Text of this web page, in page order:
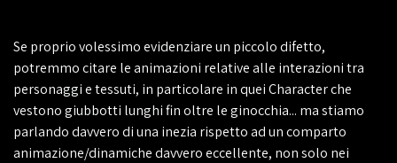
Se proprio volessimo evidenziare un piccolo difetto,
potremmo citare le animazioni relative alle interazioni tra
personaggi e tessuti, in particolare in quei Character che
vestono giubbotti lunghi fin oltre le ginocchia... ma stiamo
parlando davvero di una inezia rispetto ad un comparto
animazione/dinamiche davvero eccellente, non solo nei